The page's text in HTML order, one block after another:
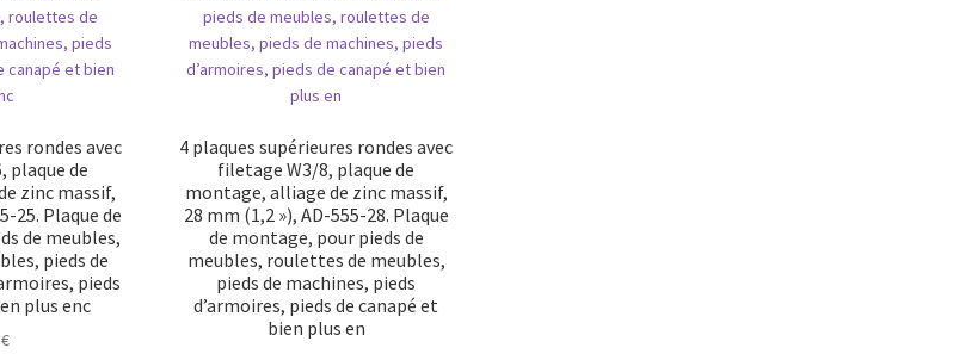
rondes avec
plaque de
zinc massif,
25. Plaque de
de meubles,
pieds de
pieds
plus enc
€
4 plaques supérieures rondes avec
filetage W3/8, plaque de
montage, alliage de zinc massif,
28 mm (1,2 »), AD-555-28. Plaque
de montage, pour pieds de
meubles, roulettes de meubles,
pieds de machines, pieds
d’armoires, pieds de canapé et
bien plus en